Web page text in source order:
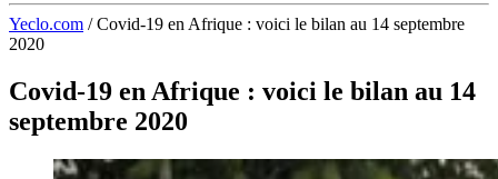
Yeclo.com / Covid-19 en Afrique : voici le bilan au 14 septembre
2020
Covid-19 en Afrique : voici le bilan au 14
septembre 2020